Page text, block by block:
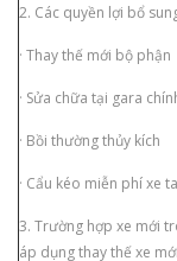
2. Các quyền lợi bổ
· Thay thế mới bộ phận
· Sửa chữa tại gara
· Bồi thường thủy kích
· Cẩu kéo miễn phí xe
3. Trường hợp xe mới
áp dụng thay thế xe